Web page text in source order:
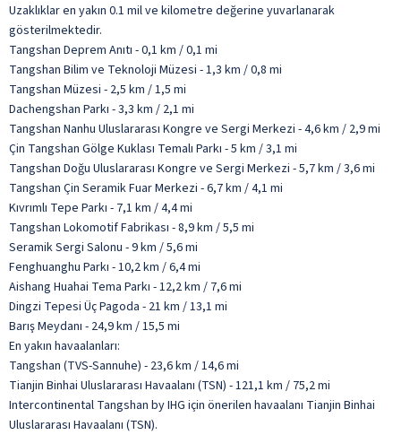
Uzaklıklar en yakın 0.1 mil ve kilometre değerine yuvarlanarak
gösterilmektedir.
Tangshan Deprem Anıtı - 0,1 km / 0,1 mi
Tangshan Bilim ve Teknoloji Müzesi - 1,3 km / 0,8 mi
Tangshan Müzesi - 2,5 km / 1,5 mi
Dachengshan Parkı - 3,3 km / 2,1 mi
Tangshan Nanhu Uluslararası Kongre ve Sergi Merkezi - 4,6 km / 2,9 mi
Çin Tangshan Gölge Kuklası Temalı Parkı - 5 km / 3,1 mi
Tangshan Doğu Uluslararası Kongre ve Sergi Merkezi - 5,7 km / 3,6 mi
Tangshan Çin Seramik Fuar Merkezi - 6,7 km / 4,1 mi
Kıvrımlı Tepe Parkı - 7,1 km / 4,4 mi
Tangshan Lokomotif Fabrikası - 8,9 km / 5,5 mi
Seramik Sergi Salonu - 9 km / 5,6 mi
Fenghuanghu Parkı - 10,2 km / 6,4 mi
Aishang Huahai Tema Parkı - 12,2 km / 7,6 mi
Dingzi Tepesi Üç Pagoda - 21 km / 13,1 mi
Barış Meydanı - 24,9 km / 15,5 mi
En yakın havaalanları:
Tangshan (TVS-Sannuhe) - 23,6 km / 14,6 mi
Tianjin Binhai Uluslararası Havaalanı (TSN) - 121,1 km / 75,2 mi
Intercontinental Tangshan by IHG için önerilen havaalanı Tianjin Binhai
Uluslararası Havaalanı (TSN).